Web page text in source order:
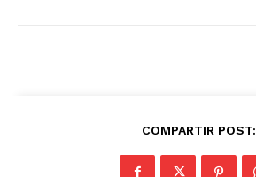
COMPARTIR POST: